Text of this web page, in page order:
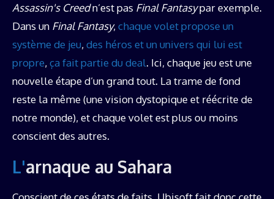
Assassin's Creedn’est pas Final Fantasypar exemple.
Dans un Final Fantasy, chaque volet propose un
système de jeu, des héros et un univers qui lui est
propre, ça fait partie du deal. Ici, chaque jeu est une
nouvelle étape d’un grand tout. La trame de fond
reste la même (une vision dystopique et réécrite de
notre monde), et chaque volet est plus ou moins
conscient des autres.
L'arnaque au Sahara